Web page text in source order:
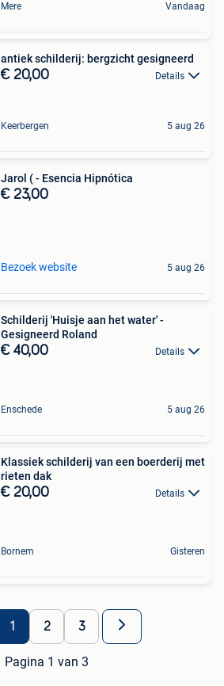
Mere Vandaag
antiek schilderij: bergzicht gesigneerd
€ 20,00 Details
Keerbergen 5 aug 26
Jarol ( - Esencia Hipnótica
€ 23,00
Bezoek website 5 aug 26
Schilderij 'Huisje aan het water' -
Gesigneerd Roland
€ 40,00 Details
Enschede 5 aug 26
Klassiek schilderij van een boerderij met
rieten dak
€ 20,00 Details
Bornem Gisteren
1 2 3
Pagina 1 van 3